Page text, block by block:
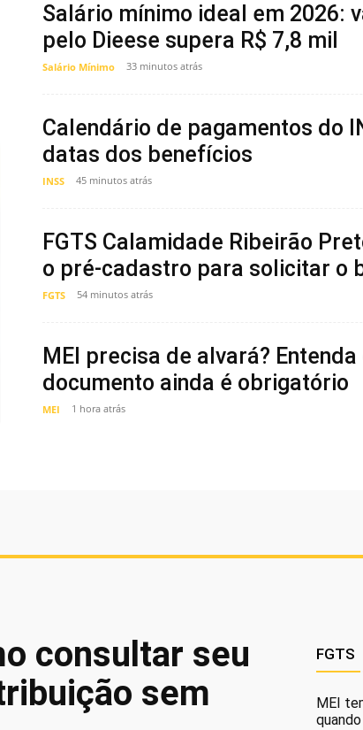
Salário mínimo ideal em 2026:
pelo Dieese supera R$ 7,8 mil
Salário Mínimo 33 minutos atrás
Calendário de pagamentos do
datas dos benefícios
INSS 45 minutos atrás
FGTS Calamidade Ribeirão
o pré-cadastro para solicitar o
FGTS 54 minutos atrás
MEI precisa de alvará? Entenda
documento ainda é obrigatório
MEI 1 hora atrás
consultar seu
sem
FGTS
MEI